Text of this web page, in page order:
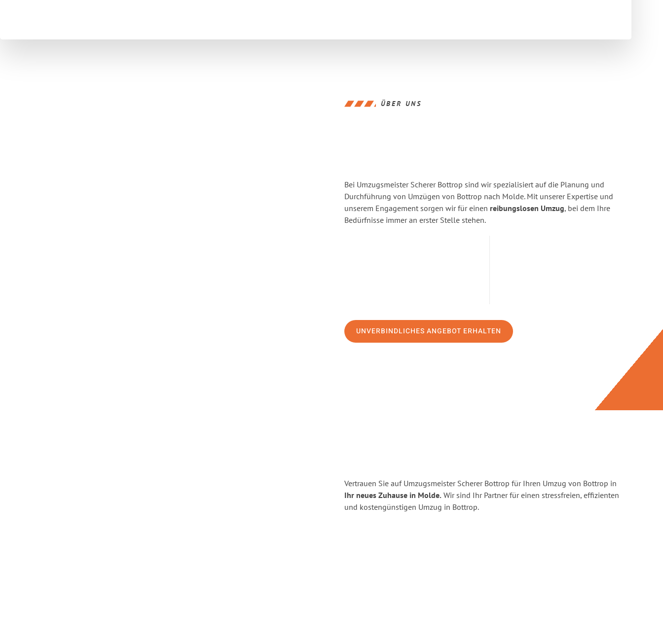
ÜBER UNS
Bei Umzugsmeister Scherer Bottrop sind wir spezialisiert auf die Planung und
Durchführung von Umzügen von Bottrop nach Molde. Mit unserer Expertise und
unserem Engagement sorgen wir für einen reibungslosen Umzug, bei dem Ihre
Bedürfnisse immer an erster Stelle stehen.
UNVERBINDLICHES ANGEBOT ERHALTEN
Vertrauen Sie auf Umzugsmeister Scherer Bottrop für Ihren Umzug von Bottrop in
Ihr neues Zuhause in Molde. Wir sind Ihr Partner für einen stressfreien, effizienten
und kostengünstigen Umzug in Bottrop.